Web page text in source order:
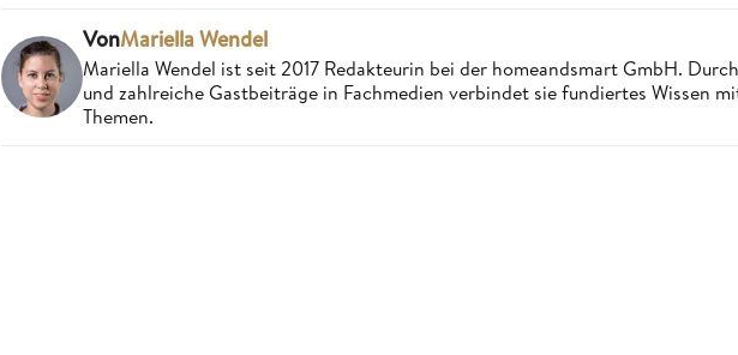
VonMariella Wendel
Mariella Wendel ist seit 2017 Redakteurin bei der homeandsmart GmbH.
und zahlreiche Gastbeiträge in Fachmedien verbindet sie fundiertes Wissen
Themen.